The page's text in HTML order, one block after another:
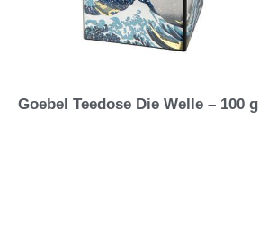
Goebel Teedose Die Welle – 100 g